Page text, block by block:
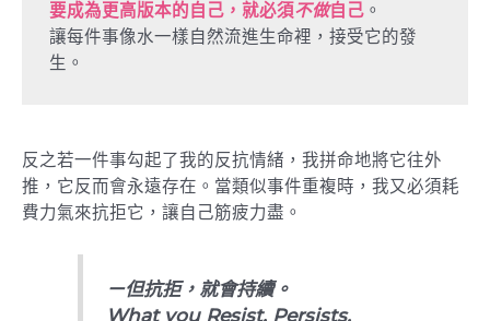
要成為更高版本的自己，就必須不做自己。
讓每件事像水一樣自然流進生命裡，接受它的發
生。
反之若一件事勾起了我的反抗情緒，我拼命地將它往外
推，它反而會永遠存在 。當類似事件重複時，我又必須耗
費力氣來抗拒它，讓自己筋疲力盡。
ㄧ但抗拒，就會持續。
What you Resist, Persists.